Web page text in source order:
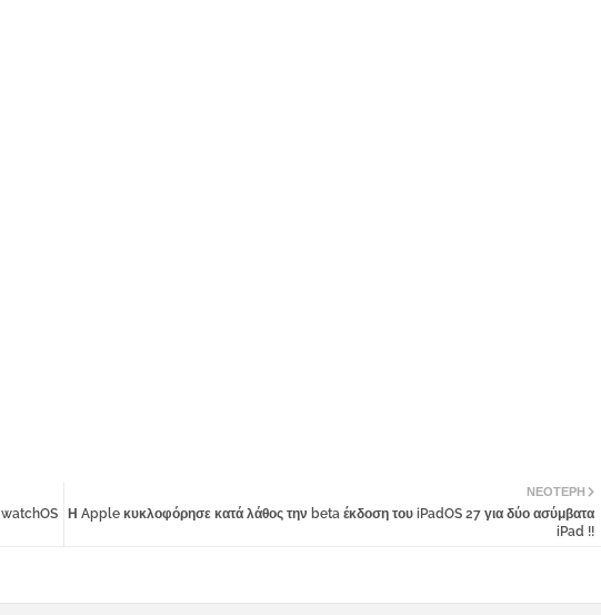
ΝΕΌΤΕΡΗ
Η Apple κυκλοφόρησε κατά λάθος την beta έκδοση του iPadOS 27 για δύο ασύμβατα
iPad !!